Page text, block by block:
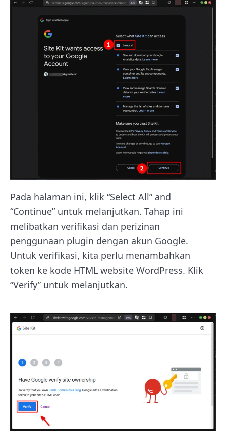
Pada halaman ini, klik “Select All” and
“Continue” untuk melanjutkan. Tahap ini
melibatkan verifikasi dan perizinan
penggunaan plugin dengan akun Google.
Untuk verifikasi, kita perlu menambahkan
token ke kode HTML website WordPress. Klik
“Verify” untuk melanjutkan.